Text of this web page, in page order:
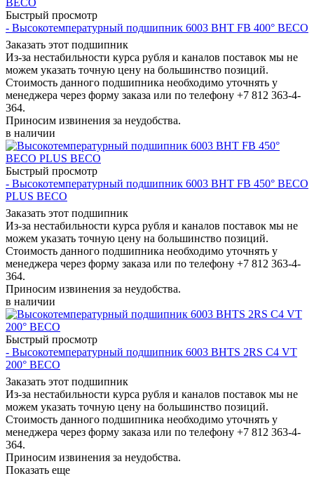
Быстрый просмотр
- Высокотемпературный подшипник 6003 BHT FB 400° BECO
Заказать этот подшипник
Из-за нестабильности курса рубля и каналов поставок мы не
можем указать точную цену на большинство позиций.
Стоимость данного подшипника необходимо уточнять у
менеджера через форму заказа или по телефону +7 812 363-4-
364.
Приносим извинения за неудобства.
в наличии
Быстрый просмотр
- Высокотемпературный подшипник 6003 BHT FB 450° BЕСО
PLUS BECO
Заказать этот подшипник
Из-за нестабильности курса рубля и каналов поставок мы не
можем указать точную цену на большинство позиций.
Стоимость данного подшипника необходимо уточнять у
менеджера через форму заказа или по телефону +7 812 363-4-
364.
Приносим извинения за неудобства.
в наличии
Быстрый просмотр
- Высокотемпературный подшипник 6003 BHTS 2RS C4 VT
200° BECO
Заказать этот подшипник
Из-за нестабильности курса рубля и каналов поставок мы не
можем указать точную цену на большинство позиций.
Стоимость данного подшипника необходимо уточнять у
менеджера через форму заказа или по телефону +7 812 363-4-
364.
Приносим извинения за неудобства.
Показать еще